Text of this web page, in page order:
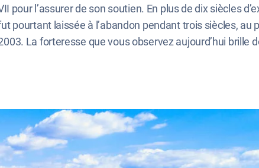
pour l’assurer de son soutien. En plus de dix siècles
pourtant laissée à l’abandon pendant trois siècles, au
La forteresse que vous observez aujourd’hui brille